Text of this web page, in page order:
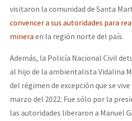
visitaron la comunidad de Santa
convencer a sus autoridades para
minera en la región norte del país.
Además, la Policía Nacional Civil
al hijo de la ambientalista Vidalina
del régimen de excepción que se
marzo del 2022. Fue sólo por la
las autoridades liberaron a Manuel